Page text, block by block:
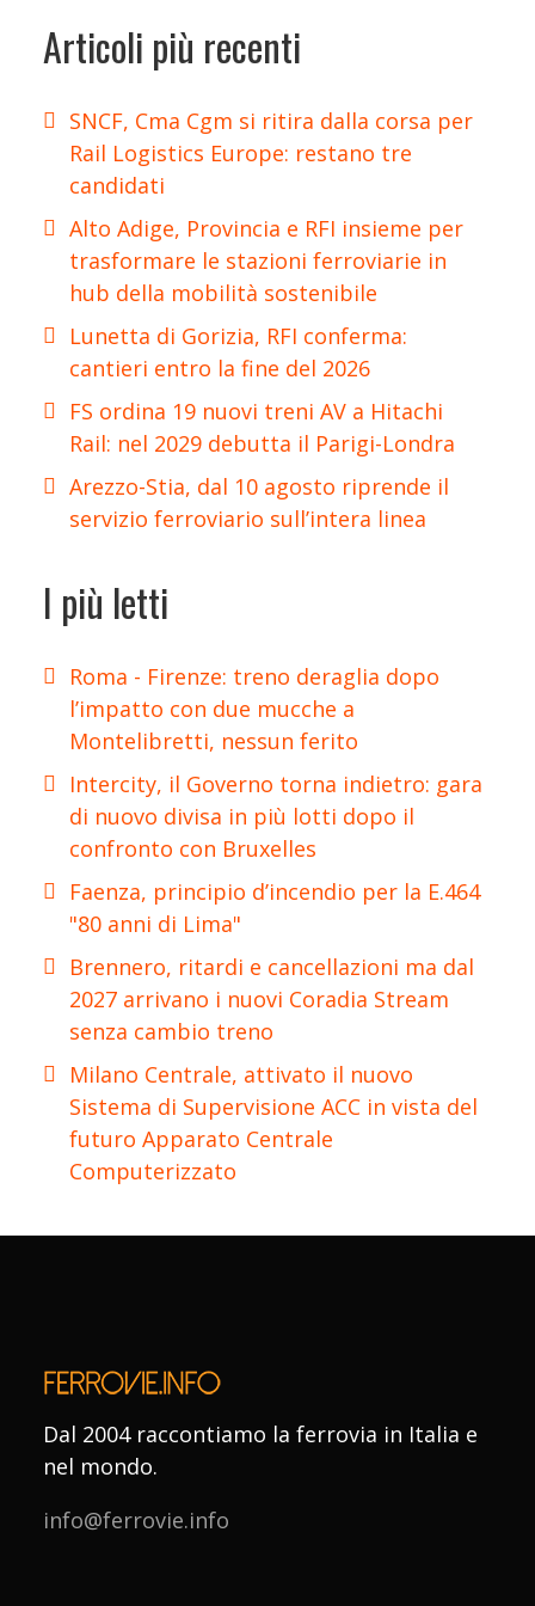
Articoli più recenti
SNCF, Cma Cgm si ritira dalla corsa per
Rail Logistics Europe: restano tre
candidati
Alto Adige, Provincia e RFI insieme per
trasformare le stazioni ferroviarie in
hub della mobilità sostenibile
Lunetta di Gorizia, RFI conferma:
cantieri entro la fine del 2026
FS ordina 19 nuovi treni AV a Hitachi
Rail: nel 2029 debutta il Parigi-Londra
Arezzo-Stia, dal 10 agosto riprende il
servizio ferroviario sull’intera linea
I più letti
Roma - Firenze: treno deraglia dopo
l’impatto con due mucche a
Montelibretti, nessun ferito
Intercity, il Governo torna indietro: gara
di nuovo divisa in più lotti dopo il
confronto con Bruxelles
Faenza, principio d’incendio per la E.464
"80 anni di Lima"
Brennero, ritardi e cancellazioni ma dal
2027 arrivano i nuovi Coradia Stream
senza cambio treno
Milano Centrale, attivato il nuovo
Sistema di Supervisione ACC in vista del
futuro Apparato Centrale
Computerizzato
Dal 2004 raccontiamo la ferrovia in Italia e
nel mondo.
info@ferrovie.info